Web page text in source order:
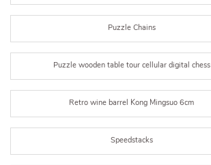
Puzzle Chains
Puzzle wooden table tour cellular digital chess
Retro wine barrel Kong Mingsuo 6cm
Speedstacks